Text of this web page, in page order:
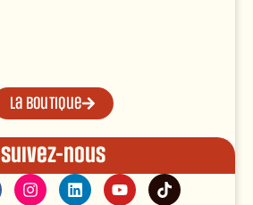
La boutique
Suivez-nous